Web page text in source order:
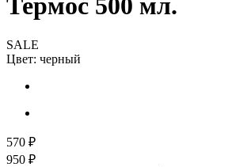
Термос 500 мл.
SALE
Цвет: черный
570 ₽
950 ₽